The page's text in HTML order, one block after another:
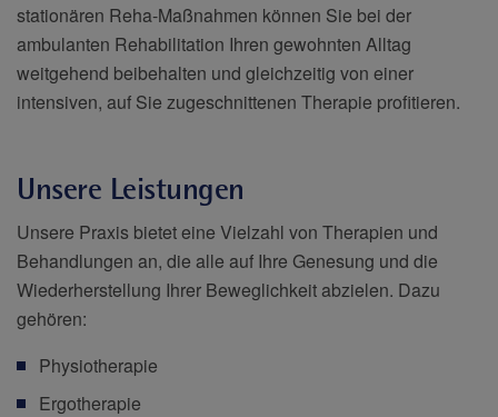
stationären Reha-Maßnahmen können Sie bei der
ambulanten Rehabilitation Ihren gewohnten Alltag
weitgehend beibehalten und gleichzeitig von einer
intensiven, auf Sie zugeschnittenen Therapie profitieren.
Unsere Leistungen
Unsere Praxis bietet eine Vielzahl von Therapien und
Behandlungen an, die alle auf Ihre Genesung und die
Wiederherstellung Ihrer Beweglichkeit abzielen. Dazu
gehören:
Physiotherapie
Ergotherapie